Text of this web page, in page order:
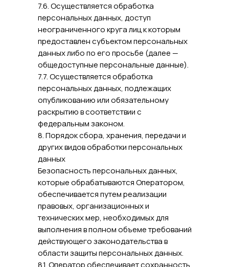
7.6. Осуществляется обработка
персональных данных, доступ
неограниченного круга лиц к которым
предоставлен субъектом персональных
данных либо по его просьбе (далее —
общедоступные персональные данные).
7.7. Осуществляется обработка
персональных данных, подлежащих
опубликованию или обязательному
раскрытию в соответствии с
федеральным законом.
8. Порядок сбора, хранения, передачи и
других видов обработки персональных
данных
Безопасность персональных данных,
которые обрабатываются Оператором,
обеспечивается путем реализации
правовых, организационных и
технических мер, необходимых для
выполнения в полном объеме требований
действующего законодательства в
области защиты персональных данных.
8.1. Оператор обеспечивает сохранность